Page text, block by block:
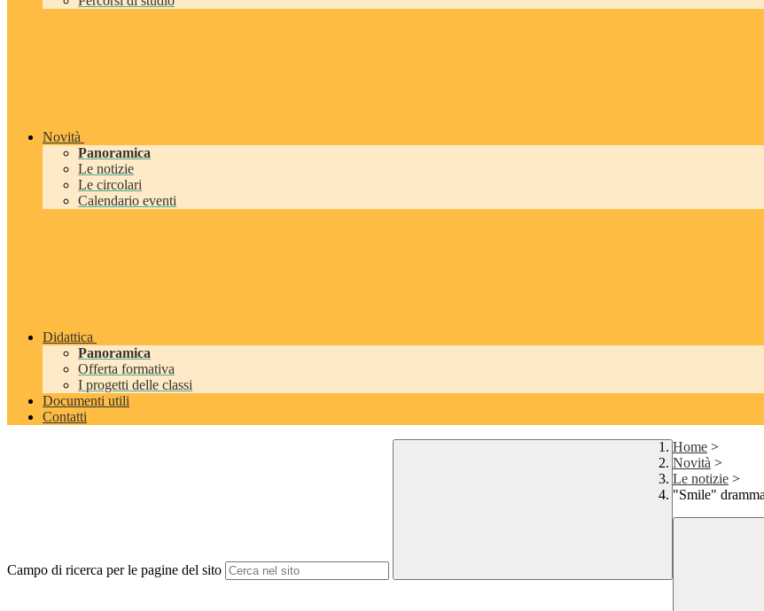
Novità
Panoramica
Le notizie
Le circolari
Calendario eventi
Didattica
Panoramica
Offerta formativa
I progetti delle classi
Documenti utili
Contatti
Campo di ricerca per le pagine del sito
Home >
Novità >
Le notizie >
"Smile"